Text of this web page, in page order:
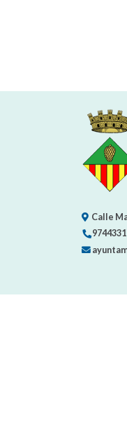
Calle